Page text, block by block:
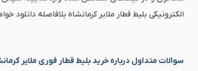
الکترونیکی بلیط قطار ملایر کرمانشاه بلافاصله
سوالات متداول درباره خرید بلیط قطار فوری ملایر